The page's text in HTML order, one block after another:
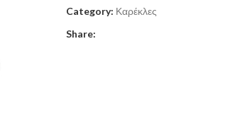
Category: Καρέκλες
Share: